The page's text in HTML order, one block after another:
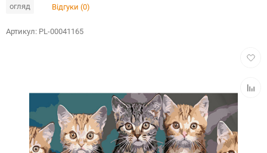
огляд Відгуки (0)
Артикул: PL-00041165